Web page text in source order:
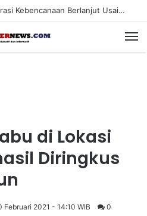
PFI Aceh Dorong Kolaborasi Kebencanaan Berlanjut Usai Pameran “Prahara Pulau Emas”
di Lokasi
Diringkus
Februari 2021 - 14:10 WIB 0